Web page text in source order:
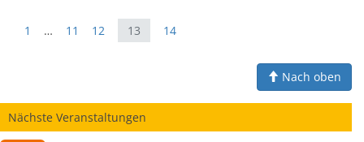
1 … 11 12 13 14
Nach oben
Nächste Veranstaltungen